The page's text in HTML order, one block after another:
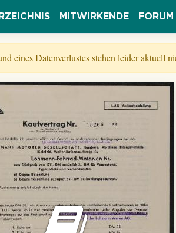
MITWIRKENDE FORUM
eines Datenverlustes stehen leider